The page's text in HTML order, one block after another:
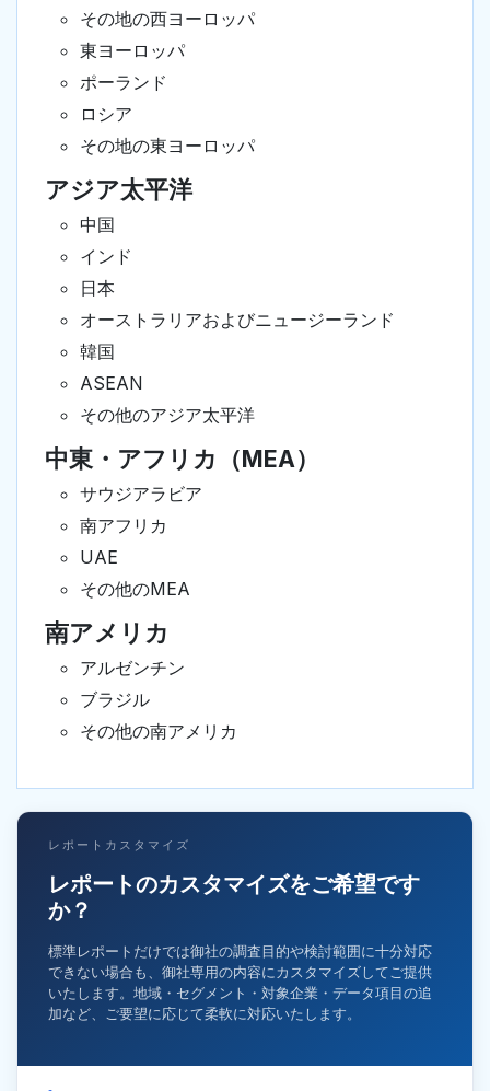
その地の西ヨーロッパ
東ヨーロッパ
ポーランド
ロシア
その地の東ヨーロッパ
アジア太平洋
中国
インド
日本
オーストラリアおよびニュージーランド
韓国
ASEAN
その他のアジア太平洋
中東・アフリカ（MEA）
サウジアラビア
南アフリカ
UAE
その他のMEA
南アメリカ
アルゼンチン
ブラジル
その他の南アメリカ
レポートカスタマイズ
レポートのカスタマイズをご希望です
か？
標準レポートだけでは御社の調査目的や検討範囲に十分対応
できない場合も、御社専用の内容にカスタマイズしてご提供
いたします。地域・セグメント・対象企業・データ項目の追
加など、ご要望に応じて柔軟に対応いたします。